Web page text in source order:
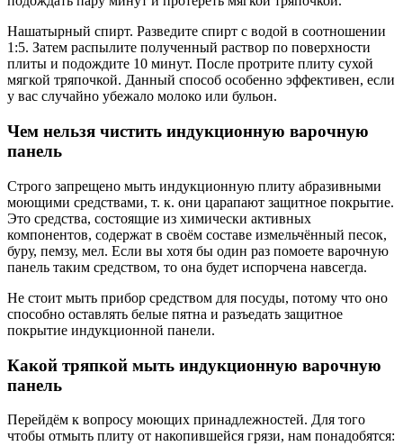
Нашатырный спирт. Разведите спирт с водой в соотношении
1:5. Затем распылите полученный раствор по поверхности
плиты и подождите 10 минут. После протрите плиту сухой
мягкой тряпочкой. Данный способ особенно эффективен, если
у вас случайно убежало молоко или бульон.
Чем нельзя чистить индукционную варочную
панель
Строго запрещено мыть индукционную плиту абразивными
моющими средствами, т. к. они царапают защитное покрытие.
Это средства, состоящие из химически активных
компонентов, содержат в своём составе измельчённый песок,
буру, пемзу, мел. Если вы хотя бы один раз помоете варочную
панель таким средством, то она будет испорчена навсегда.
Не стоит мыть прибор средством для посуды, потому что оно
способно оставлять белые пятна и разъедать защитное
покрытие индукционной панели.
Какой тряпкой мыть индукционную варочную
панель
Перейдём к вопросу моющих принадлежностей. Для того
чтобы отмыть плиту от накопившейся грязи, нам понадобятся: